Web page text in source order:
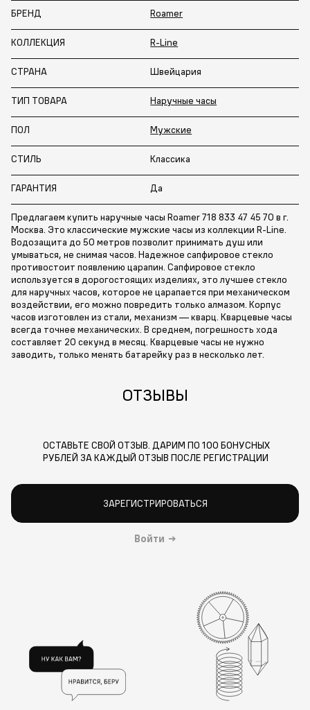
БРЕНД Roamer
КОЛЛЕКЦИЯ R-Line
СТРАНА Швейцария
ТИП ТОВАРА Наручные часы
ПОЛ Мужские
СТИЛЬ Классика
ГАРАНТИЯ Да
Предлагаем купить наручные часы Roamer 718 833 47 45 70 в г.
Москва. Это классические мужские часы из коллекции R-Line.
Водозащита до 50 метров позволит принимать душ или
умываться, не снимая часов. Надежное сапфировое стекло
противостоит появлению царапин. Сапфировое стекло
используется в дорогостоящих изделиях, это лучшее стекло
для наручных часов, которое не царапается при механическом
воздействии, его можно повредить только алмазом. Корпус
часов изготовлен из стали, механизм — кварц. Кварцевые часы
всегда точнее механических. В среднем, погрешность хода
составляет 20 секунд в месяц. Кварцевые часы не нужно
заводить, только менять батарейку раз в несколько лет.
ОТЗЫВЫ
ОСТАВЬТЕ СВОЙ ОТЗЫВ. ДАРИМ ПО 100 БОНУСНЫХ
РУБЛЕЙ ЗА КАЖДЫЙ ОТЗЫВ ПОСЛЕ РЕГИСТРАЦИИ
ЗАРЕГИСТРИРОВАТЬСЯ
Войти →